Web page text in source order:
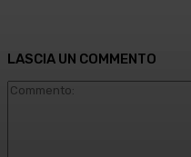
LASCIA UN COMMENTO